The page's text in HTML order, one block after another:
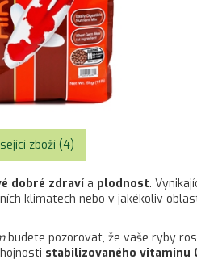
zboží (4)
dobré zdraví a plodnost.
klimatech nebo v jakékoliv
budete pozorovat, že vaše ryby
stabilizovaného vitaminu